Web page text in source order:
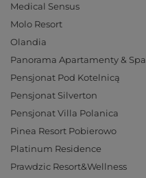
Medical Sensus
Molo Resort
Olandia
Panorama Apartamenty & Spa
Pensjonat Pod Kotelnicą
Pensjonat Silverton
Pensjonat Villa Polanica
Pinea Resort Pobierowo
Platinum Residence
Prawdzic Resort&Wellness